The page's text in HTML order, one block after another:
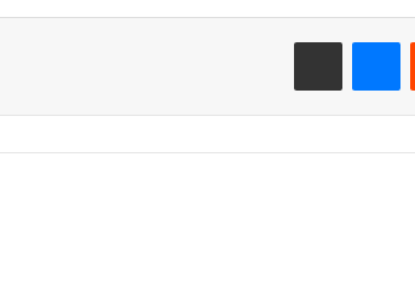
ماسنجر مشاركة عبر البريد